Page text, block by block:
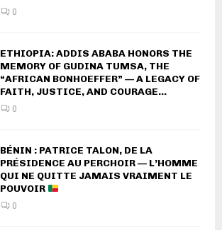
0
ETHIOPIA: ADDIS ABABA HONORS THE
MEMORY OF GUDINA TUMSA, THE
“AFRICAN BONHOEFFER” — A LEGACY OF
FAITH, JUSTICE, AND COURAGE...
0
BÉNIN : PATRICE TALON, DE LA
PRÉSIDENCE AU PERCHOIR — L’HOMME
QUI NE QUITTE JAMAIS VRAIMENT LE
POUVOIR
0